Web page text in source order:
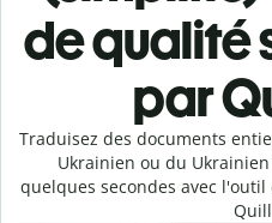
de qualité
par
Traduisez des documents
Ukrainien ou du
quelques secondes avec